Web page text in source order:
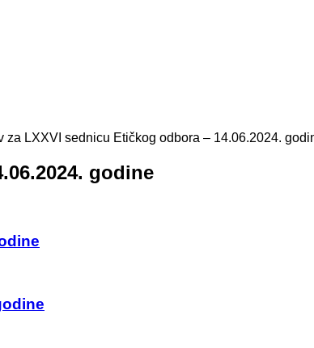
za LXXVI sednicu Etičkog odbora – 14.06.2024.
godine